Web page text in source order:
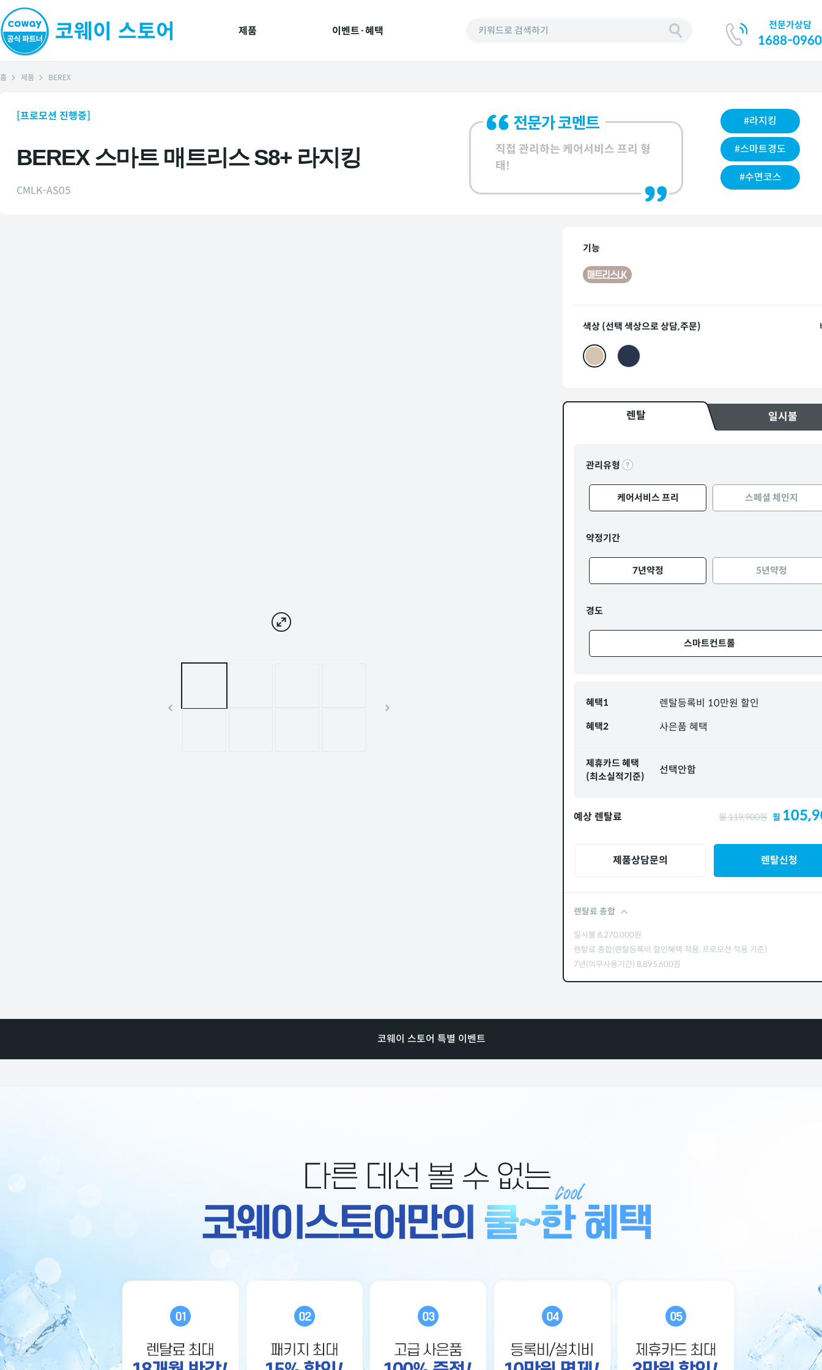
제품 이벤트·혜택 키워드로 검색하기 전문가상담
1688-0960
홈 제품 BEREX
[프로모션 진행중]
BEREX 스마트 매트리스 S8+ 라지킹
CMLK-AS05
직접 관리하는 케어서비스 프리 형
태!
#라지킹
#스마트경도
#수면코스
기능
색상 (선택 색상으로 상담,주문)
렌탈 일시불
관리유형
케어서비스 프리 스페셜 체인지
약정기간
7년약정 5년약정
경도
스마트컨트롤
혜택1 렌탈등록비 10만원 할인
혜택2 사은품 혜택
제휴카드 혜택
(최소실적기준)
선택안함
예상 렌탈료 월119,900원 월
제품상담문의 렌탈신청
렌탈료 총합
일시불 8,270,000원
렌탈료 총합(렌탈등록비 할인혜택 적용, 프로모션 적용 기준)
7년(의무사용기간) 8,895,600원
코웨이 스토어 특별 이벤트